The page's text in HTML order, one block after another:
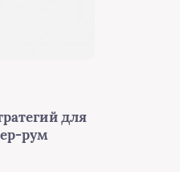
для
рум